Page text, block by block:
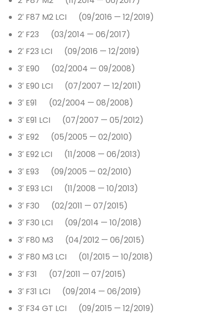
2′ F87 M2 LCI (09/2016 — 12/2019)
2′ F23 (03/2014 — 06/2017)
2′ F23 LCI (09/2016 — 12/2019)
3′ E90 (02/2004 — 09/2008)
3′ E90 LCI (07/2007 — 12/2011)
3′ E91 (02/2004 — 08/2008)
3′ E91 LCI (07/2007 — 05/2012)
3′ E92 (05/2005 — 02/2010)
3′ E92 LCI (11/2008 — 06/2013)
3′ E93 (09/2005 — 02/2010)
3′ E93 LCI (11/2008 — 10/2013)
3′ F30 (02/2011 — 07/2015)
3′ F30 LCI (09/2014 — 10/2018)
3′ F80 M3 (04/2012 — 06/2015)
3′ F80 M3 LCI (01/2015 — 10/2018)
3′ F31 (07/2011 — 07/2015)
3′ F31 LCI (09/2014 — 06/2019)
3′ F34 GT LCI (09/2015 — 12/2019)